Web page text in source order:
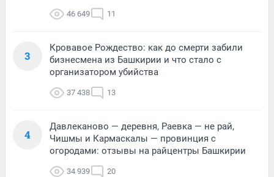
46 649 11
3
Кровавое Рождество: как до смерти забили
бизнесмена из Башкирии и что стало с
организатором убийства
37 438 13
4
Давлеканово — деревня, Раевка — не рай,
Чишмы и Кармаскалы — провинция с
огородами: отзывы на райцентры Башкирии
34 939 20